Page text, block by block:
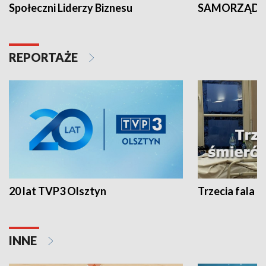
Społeczni Liderzy Biznesu SAMORZĄD
REPORTAŻE
20 lat TVP3 Olsztyn Trzecia fala -
INNE